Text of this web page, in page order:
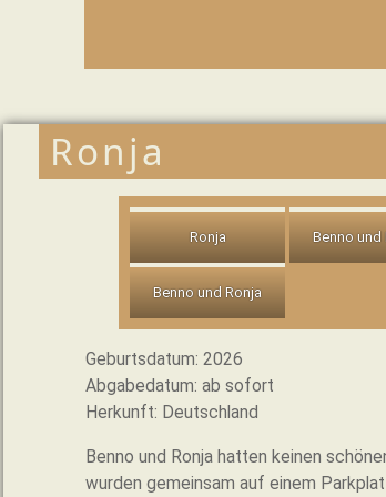
Ronja
Ronja Benno und
Benno und Ronja
Geburtsdatum: 2026
Abgabedatum: ab sofort
Herkunft: Deutschland
Benno und Ronja hatten keinen
wurden gemeinsam auf einem